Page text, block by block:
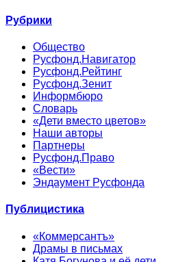
Рубрики
Общество
Русфонд.Навигатор
Русфонд.Рейтинг
Русфонд.Зенит
Информбюро
Словарь
«Дети вместо цветов»
Наши авторы
Партнеры
Русфонд.Право
«Вести»
Эндаумент Русфонда
Публицистика
«Коммерсантъ»
Драмы в письмах